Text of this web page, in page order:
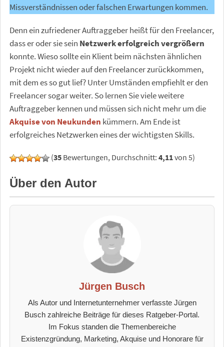
Missverständnissen oder falschen Erwartungen kommen.
Denn ein zufriedener Auftraggeber heißt für den Freelancer,
dass er oder sie sein Netzwerk erfolgreich vergrößern
konnte. Wieso sollte ein Klient beim nächsten ähnlichen
Projekt nicht wieder auf den Freelancer zurückkommen,
mit dem es so gut lief? Unter Umständen empfiehlt er den
Freelancer sogar weiter. So lernen Sie viele weitere
Auftraggeber kennen und müssen sich nicht mehr um die
Akquise von Neukunden kümmern. Am Ende ist
erfolgreiches Netzwerken eines der wichtigsten Skills.
(35 Bewertungen, Durchschnitt: 4,11von 5)
Über den Autor
Jürgen Busch
Als Autor und Internetunternehmer verfasste Jürgen
Busch zahlreiche Beiträge für dieses Ratgeber-Portal.
Im Fokus standen die Themenbereiche
Existenzgründung, Marketing, Akquise und Honorare für